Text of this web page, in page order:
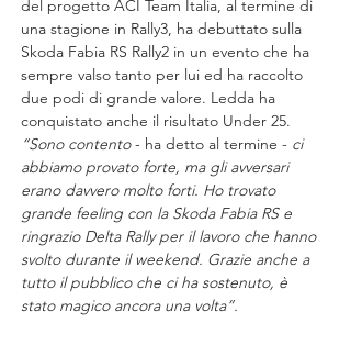
del progetto ACI Team Italia, al termine di
una stagione in Rally3, ha debuttato sulla
Skoda Fabia RS Rally2 in un evento che ha
sempre valso tanto per lui ed ha raccolto
due podi di grande valore. Ledda ha
conquistato anche il risultato Under 25.
“Sono contento - ha detto al termine - ci
abbiamo provato forte, ma gli avversari
erano davvero molto forti. Ho trovato
grande feeling con la Skoda Fabia RS e
ringrazio Delta Rally per il lavoro che hanno
svolto durante il weekend. Grazie anche a
tutto il pubblico che ci ha sostenuto, è
stato magico ancora una volta”.